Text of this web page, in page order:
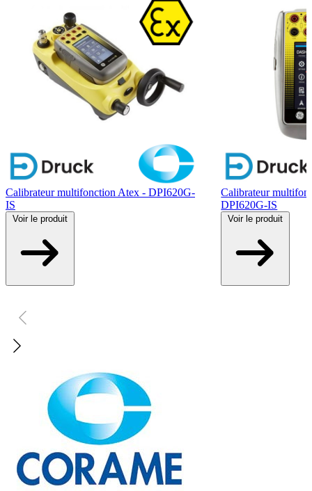
Calibrateur multifonction Atex - DPI620G-
IS
Voir le produit
Calibrateur
DPI620G-IS
Voir le produit